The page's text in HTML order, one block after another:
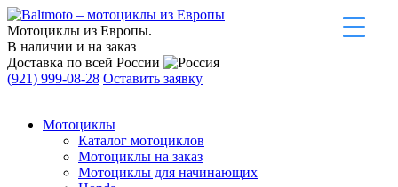
Мотоциклы из Европы.
В наличии и на заказ
Доставка по всей России
(921) 999-08-28 Оставить заявку
Мотоциклы
Каталог мотоциклов
Мотоциклы на заказ
Мотоциклы для начинающих